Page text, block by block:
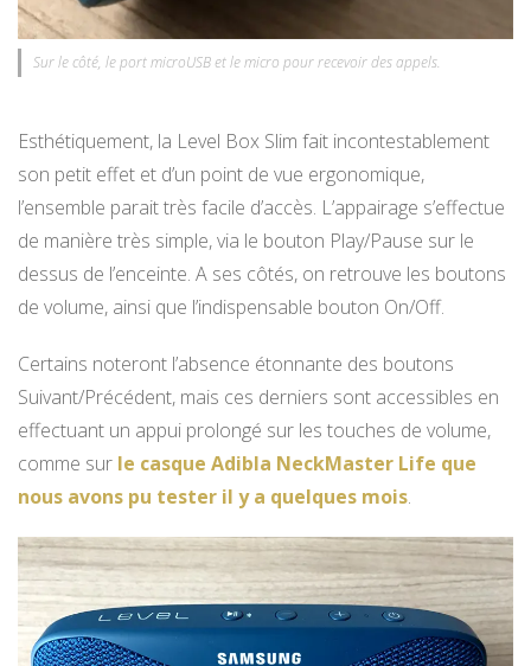
Sur le côté, le port microUSB et le micro pour recevoir des appels.
Esthétiquement, la Level Box Slim fait incontestablement
son petit effet et d’un point de vue ergonomique,
l’ensemble parait très facile d’accès. L’appairage s’effectue
de manière très simple, via le bouton Play/Pause sur le
dessus de l’enceinte. A ses côtés, on retrouve les boutons
de volume, ainsi que l’indispensable bouton On/Off.
Certains noteront l’absence étonnante des boutons
Suivant/Précédent, mais ces derniers sont accessibles en
effectuant un appui prolongé sur les touches de volume,
comme sur le casque Adibla NeckMaster Life que
nous avons pu tester il y a quelques mois.